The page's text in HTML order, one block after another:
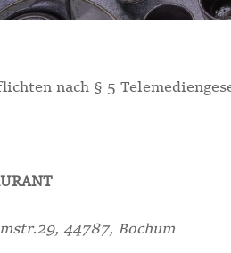
nach § 5
44787, Bochum